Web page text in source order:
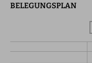
BELEGUNGSPLAN